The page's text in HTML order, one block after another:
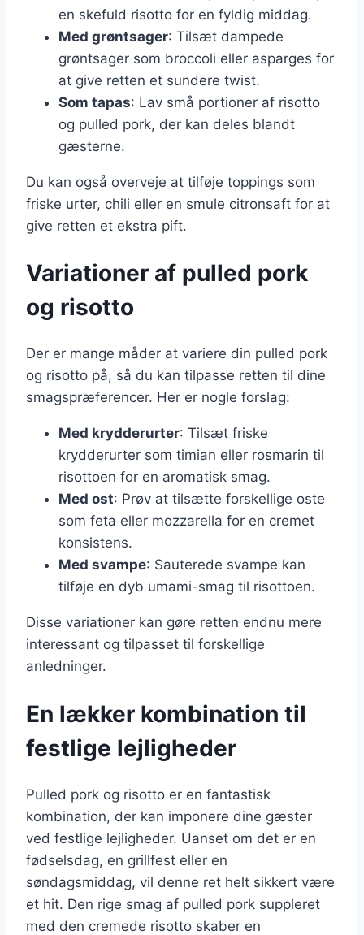
en skefuld risotto for en fyldig middag.
Med grøntsager: Tilsæt dampede
grøntsager som broccoli eller asparges for
at give retten et sundere twist.
Som tapas: Lav små portioner af risotto
og pulled pork, der kan deles blandt
gæsterne.
Du kan også overveje at tilføje toppings som
friske urter, chili eller en smule citronsaft for at
give retten et ekstra pift.
Variationer af pulled pork
og risotto
Der er mange måder at variere din pulled pork
og risotto på, så du kan tilpasse retten til dine
smagspræferencer. Her er nogle forslag:
Med krydderurter: Tilsæt friske
krydderurter som timian eller rosmarin til
risottoen for en aromatisk smag.
Med ost: Prøv at tilsætte forskellige oste
som feta eller mozzarella for en cremet
konsistens.
Med svampe: Sauterede svampe kan
tilføje en dyb umami-smag til risottoen.
Disse variationer kan gøre retten endnu mere
interessant og tilpasset til forskellige
anledninger.
En lækker kombination til
festlige lejligheder
Pulled pork og risotto er en fantastisk
kombination, der kan imponere dine gæster
ved festlige lejligheder. Uanset om det er en
fødselsdag, en grillfest eller en
søndagsmiddag, vil denne ret helt sikkert være
et hit. Den rige smag af pulled pork suppleret
med den cremede risotto skaber en